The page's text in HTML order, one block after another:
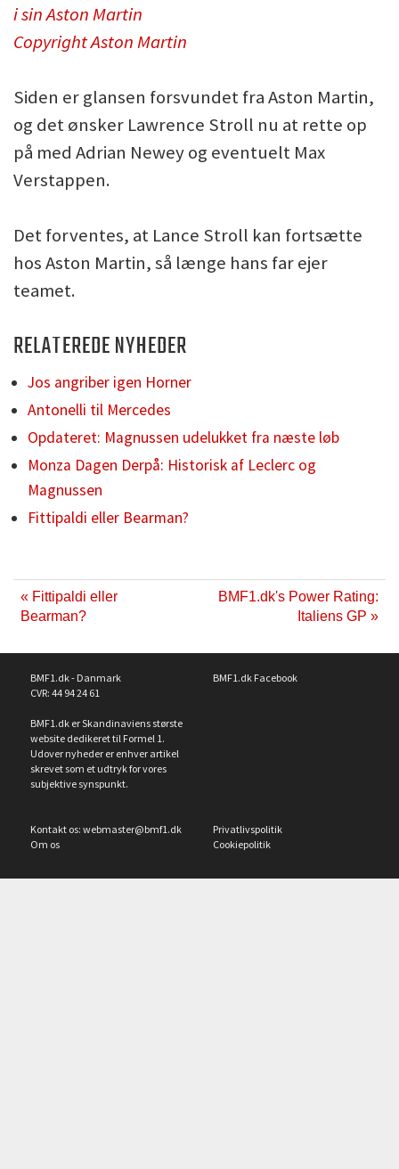
i sin Aston Martin
Copyright Aston Martin
Siden er glansen forsvundet fra Aston Martin,
og det ønsker Lawrence Stroll nu at rette op
på med Adrian Newey og eventuelt Max
Verstappen.
Det forventes, at Lance Stroll kan fortsætte
hos Aston Martin, så længe hans far ejer
teamet.
RELATEREDE NYHEDER
Jos angriber igen Horner
Antonelli til Mercedes
Opdateret: Magnussen udelukket fra næste løb
Monza Dagen Derpå: Historisk af Leclerc og
Magnussen
Fittipaldi eller Bearman?
« Fittipaldi eller
Bearman?
BMF1.dk's Power Rating:
Italiens GP »
BMF1.dk - Danmark
CVR: 44 94 24 61
BMF1.dk er Skandinaviens største
website dedikeret til Formel 1.
Udover nyheder er enhver artikel
skrevet som et udtryk for vores
subjektive synspunkt.
BMF1.dk Facebook
Kontakt os: webmaster@bmf1.dk
Om os
Privatlivspolitik
Cookiepolitik